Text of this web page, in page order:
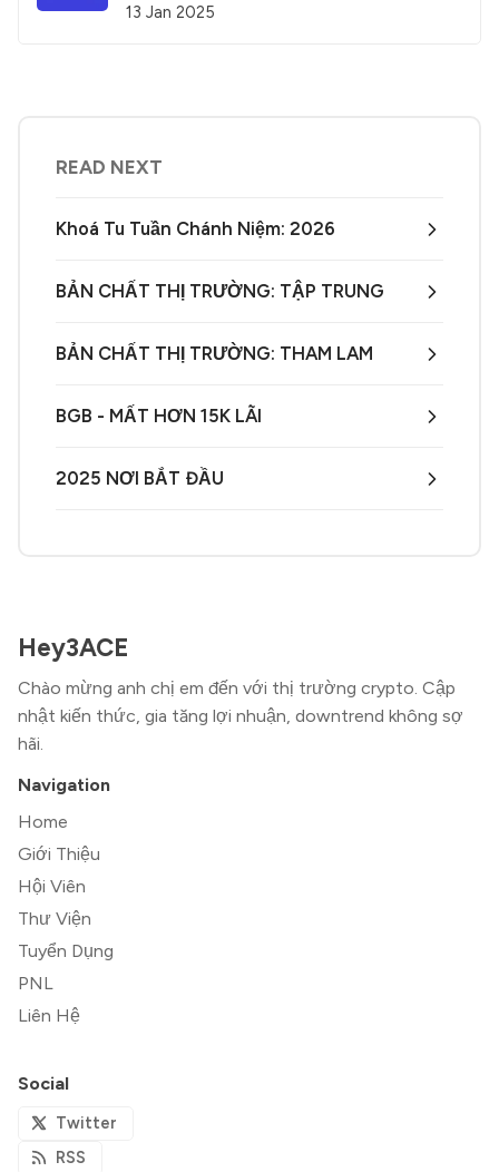
13 Jan 2025
READ NEXT
Khoá Tu Tuần Chánh Niệm: 2026
BẢN CHẤT THỊ TRƯỜNG: TẬP TRUNG
BẢN CHẤT THỊ TRƯỜNG: THAM LAM
BGB - MẤT HƠN 15K LÃI
2025 NƠI BẮT ĐẦU
Hey3ACE
Chào mừng anh chị em đến với thị trường crypto. Cập
nhật kiến thức, gia tăng lợi nhuận, downtrend không sợ
hãi.
Navigation
Home
Giới Thiệu
Hội Viên
Thư Viện
Tuyển Dụng
PNL
Liên Hệ
Social
Twitter
RSS